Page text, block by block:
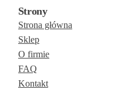
Strony
Strona główna
Sklep
O firmie
FAQ
Kontakt